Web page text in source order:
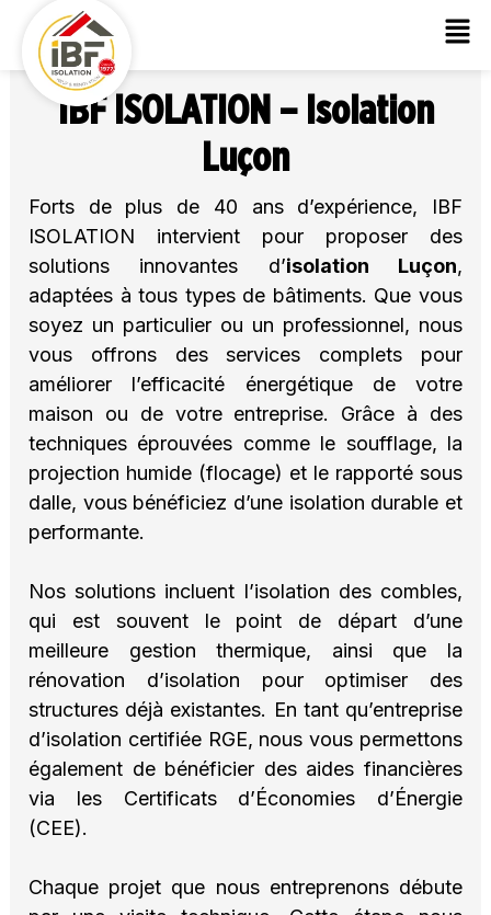
IBF ISOLATION – Isolation
Luçon
Forts de plus de 40 ans d’expérience, IBF
ISOLATION intervient pour proposer des
solutions innovantes d’isolation Luçon,
adaptées à tous types de bâtiments. Que vous
soyez un particulier ou un professionnel, nous
vous offrons des services complets pour
améliorer l’efficacité énergétique de votre
maison ou de votre entreprise. Grâce à des
techniques éprouvées comme le soufflage, la
projection humide (flocage) et le rapporté sous
dalle, vous bénéficiez d’une isolation durable et
performante.
Nos solutions incluent l’isolation des combles,
qui est souvent le point de départ d’une
meilleure gestion thermique, ainsi que la
rénovation d’isolation pour optimiser des
structures déjà existantes. En tant qu’entreprise
d’isolation certifiée RGE, nous vous permettons
également de bénéficier des aides financières
via les Certificats d’Économies d’Énergie
(CEE).
Chaque projet que nous entreprenons débute